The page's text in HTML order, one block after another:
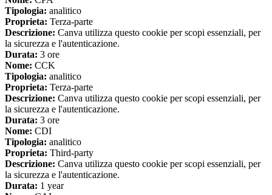
Tipologia: analitico
Proprieta: Terza-parte
Descrizione: Canva utilizza questo cookie per scopi essenziali, per
la sicurezza e l'autenticazione.
Durata: 3 ore
Nome: CCK
Tipologia: analitico
Proprieta: Terza-parte
Descrizione: Canva utilizza questo cookie per scopi essenziali, per
la sicurezza e l'autenticazione.
Durata: 3 ore
Nome: CDI
Tipologia: analitico
Proprieta: Third-party
Descrizione: Canva utilizza questo cookie per scopi essenziali, per
la sicurezza e l'autenticazione.
Durata: 1 year